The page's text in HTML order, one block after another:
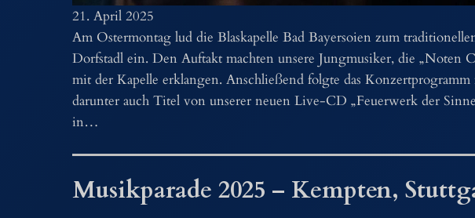
21. April 2025
Am Ostermontag lud die Blaskapelle Bad Bayersoien zum
Dorfstadl ein. Den Auftakt machten unsere Jungmusiker, die „Noten
mit der Kapelle erklangen. Anschließend folgte das
darunter auch Titel von unserer neuen Live-CD „Feuerwerk der
in…
Musikparade 2025 – Kempten,